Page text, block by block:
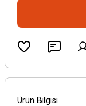
Ürün Bilgisi